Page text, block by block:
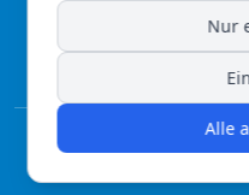
|
© 2026 Paul Schramm
Nur
Alle